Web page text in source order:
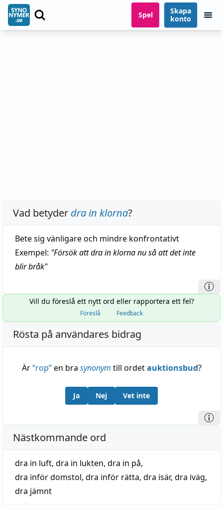
Spel
Skapa
konto
Vad betyder dra in klorna?
Bete sig vänligare och mindre konfrontativt
Exempel: "Försök att dra in klorna nu så att det inte
blir bråk"
Vill du föreslå ett nytt ord eller rapportera ett fel?
Föreslå Feedback
Rösta på användares bidrag
Är“rop”en bra synonym till ordetauktionsbud?
Ja Nej Vet inte
Nästkommande ord
dra in luft, dra in lukten, dra in på,
dra inför domstol, dra inför rätta, dra isär, dra iväg,
dra jämnt